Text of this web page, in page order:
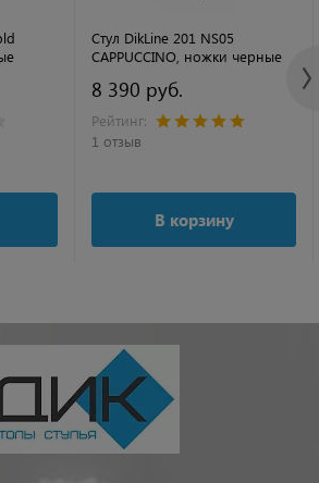
Стул DikLine 201 NS05
CAPPUCCINO, ножки черные
8 390 руб.
Рейтинг:
1 отзыв
В корзину